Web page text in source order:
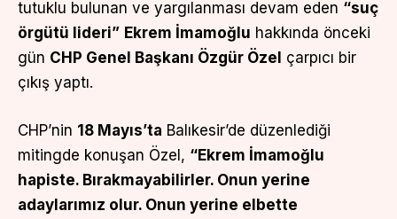
tutuklu bulunan ve yargılanması devam eden “suç
örgütü lideri” Ekrem İmamoğlu hakkında önceki
gün CHP Genel Başkanı Özgür Özel çarpıcı bir
çıkış yaptı.
CHP’nin 18 Mayıs’ta Balıkesir’de düzenlediği
mitingde konuşan Özel, “Ekrem İmamoğlu
hapiste. Bırakmayabilirler. Onun yerine
adaylarımız olur. Onun yerine elbette